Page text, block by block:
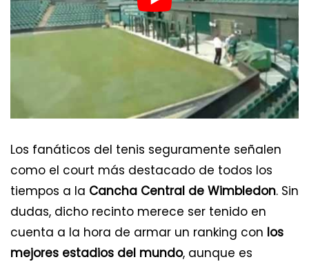
Los 12 mejores museos del mundo
Los fanáticos del tenis seguramente señalen
como el court más destacado de todos los
tiempos a la Cancha Central de Wimbledon. Sin
dudas, dicho recinto merece ser tenido en
cuenta a la hora de armar un ranking con los
mejores estadios del mundo, aunque es